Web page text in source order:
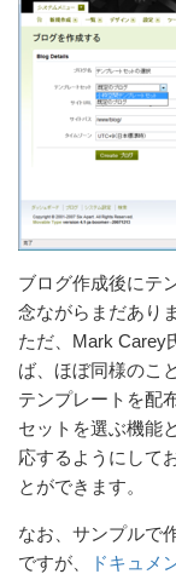
ブログ作成後にテ
念ながらまだあり
ただ、Mark Carey
ば、ほぼ同様のこ
テンプレートを配
セットを選ぶ機能
応するようにして
とができます。
なお、サンプルで
ですが、
ドキュメ